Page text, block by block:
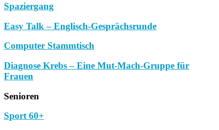
Spaziergang
Easy Talk – Englisch-Gesprächsrunde
Computer Stammtisch
Diagnose Krebs – Eine Mut-Mach-Gruppe für
Frauen
Senioren
Sport 60+